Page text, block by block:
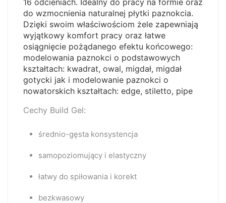
do wzmocnienia naturalnej płytki paznokcia.
Dzięki swoim właściwościom żele zapewniają
wyjątkowy komfort pracy oraz łatwe
osiągnięcie pożądanego efektu końcowego:
modelowania paznokci o podstawowych
kształtach: kwadrat, owal, migdał, migdał
gotycki jak i modelowanie paznokci o
nowatorskich kształtach: edge, stiletto, pipe
Cechy Build Gel:
średnio-gęsta konsystencja
samopoziomujący i elastyczny
łatwy do spiłowania i korekt
bezkwasowy